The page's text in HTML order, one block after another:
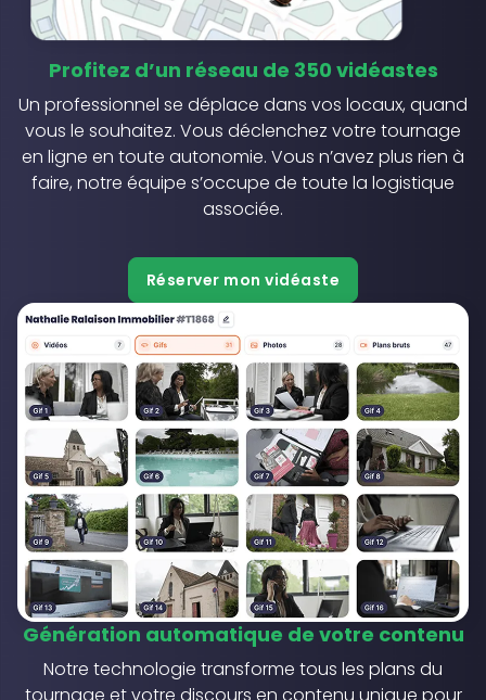
Profitez d’un réseau de 350 vidéastes
Un professionnel se déplace dans vos locaux, quand
vous le souhaitez. Vous déclenchez votre tournage
en ligne en toute autonomie. Vous n’avez plus rien à
faire, notre équipe s’occupe de toute la logistique
associée.
Réserver mon vidéaste
Génération automatique de votre contenu
Notre technologie transforme tous les plans du